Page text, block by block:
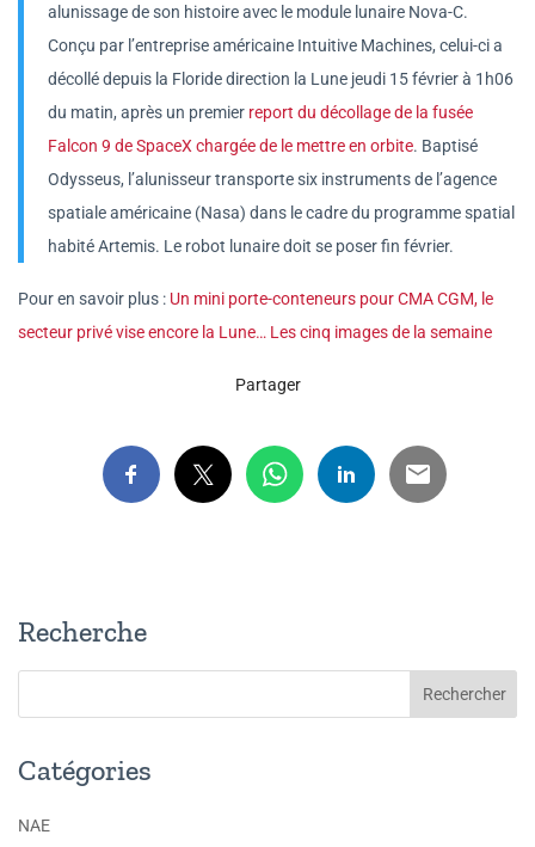
alunissage de son histoire avec le module lunaire Nova-C.
Conçu par l’entreprise américaine Intuitive Machines, celui-ci a
décollé depuis la Floride direction la Lune jeudi 15 février à 1h06
du matin, après un premier report du décollage de la fusée
Falcon 9 de SpaceX chargée de le mettre en orbite. Baptisé
Odysseus, l’alunisseur transporte six instruments de l’agence
spatiale américaine (Nasa) dans le cadre du programme spatial
habité Artemis. Le robot lunaire doit se poser fin février.
Pour en savoir plus : Un mini porte-conteneurs pour CMA CGM, le
secteur privé vise encore la Lune… Les cinq images de la semaine
Partager
Recherche
Catégories
NAE